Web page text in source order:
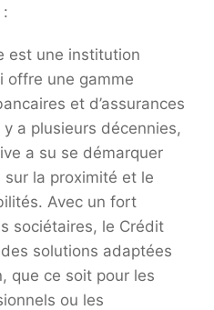
est une institution
offre une gamme
et d’assurances
a plusieurs décennies,
a su se démarquer
sur la proximité et le
Avec un fort
sociétaires, le Crédit
solutions adaptées
que ce soit pour les
ou les